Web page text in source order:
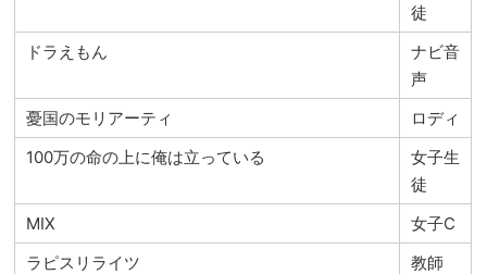
徒
ドラえもん
ナビ音
声
憂国のモリアーティ
ロディ
100万の命の上に俺は立っている
女子生
徒
MIX
女子C
ラピスリライツ
教師